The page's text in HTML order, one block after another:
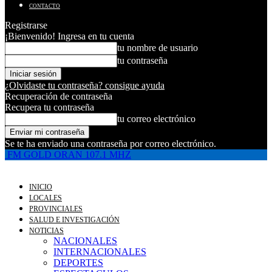
CONTACTO
Registrarse
¡Bienvenido! Ingresa en tu cuenta
tu nombre de usuario
tu contraseña
¿Olvidaste tu contraseña? consigue ayuda
Recuperación de contraseña
Recupera tu contraseña
tu correo electrónico
Se te ha enviado una contraseña por correo electrónico.
FM GOLD ORAN 107.1 MHZ
INICIO
LOCALES
PROVINCIALES
SALUD E INVESTIGACIÓN
NOTICIAS
NACIONALES
INTERNACIONALES
DEPORTES